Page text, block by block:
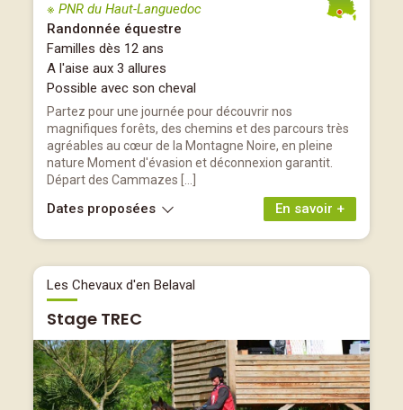
※ PNR du Haut-Languedoc
Randonnée équestre
Familles dès 12 ans
A l'aise aux 3 allures
Possible avec son cheval
Partez pour une journée pour découvrir nos
magnifiques forêts, des chemins et des parcours très
agréables au cœur de la Montagne Noire, en pleine
nature Moment d'évasion et déconnexion garantit.
Départ des Cammazes […]
En savoir +
Dates proposées
Les Chevaux d'en Belaval
Stage TREC